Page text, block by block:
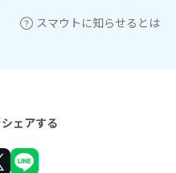
スマウトに知らせるとは
ェアする